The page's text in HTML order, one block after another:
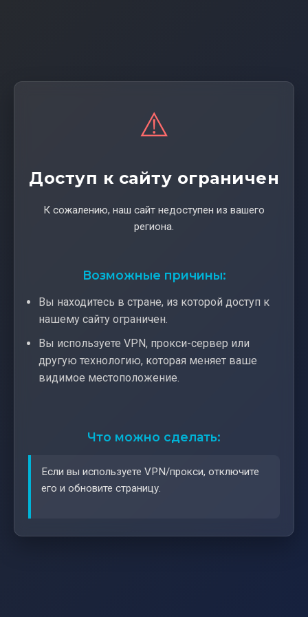
⚠️
Доступ к сайту ограничен
К сожалению, наш сайт недоступен из вашего
региона.
Возможные причины:
Вы находитесь в стране, из которой доступ к
нашему сайту ограничен.
Вы используете VPN, прокси-сервер или
другую технологию, которая меняет ваше
видимое местоположение.
Что можно сделать:
Если вы используете VPN/прокси, отключите
его и обновите страницу.